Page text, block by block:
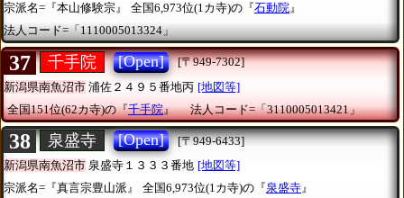
宗派名=『本山修験宗』
全国6,973位(1カ寺)の『石動院』
法人コード=「1110005013324」
37 千手院 [Open]
[〒949-7302]
新潟県南魚沼市 浦佐２４９５番地丙 [地図等]
全国151位(62カ寺)の『千手院』 法人コード=「3110005013421」
38 泉盛寺 [Open]
[〒949-6433]
新潟県南魚沼市 泉盛寺１３３３番地 [地図等]
宗派名=『真言宗豊山派』
全国6,973位(1カ寺)の『泉盛寺 』